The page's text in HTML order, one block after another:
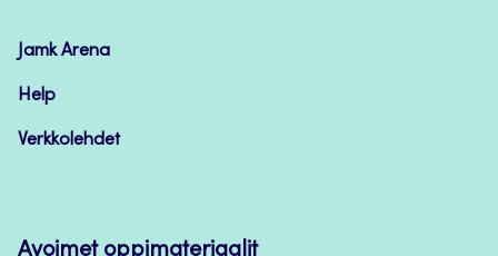
Jamk Arena
Help
Verkkolehdet
Avoimet oppimateriaalit